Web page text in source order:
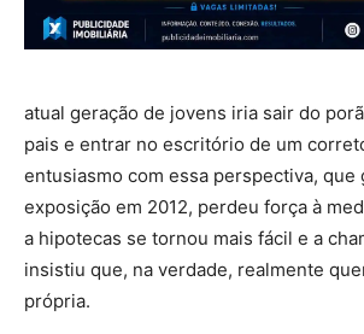
atual geração de jovens iria sair do
pais e entrar no escritório de um
entusiasmo com essa perspectiva, que
exposição em 2012, perdeu força à
a hipotecas se tornou mais fácil e a
insistiu que, na verdade, realmente
própria.